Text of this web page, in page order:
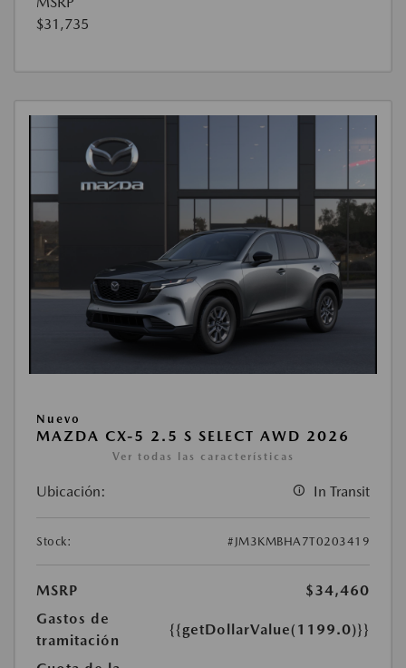
$31,735
Nuevo
MAZDA CX-5 2.5 S SELECT AWD 2026
Ver todas las características
Ubicación: In Transit
Stock: #JM3KMBHA7T0203419
MSRP
$34,460
Gastos de
tramitación
{{getDollarValue(1199.0)}}